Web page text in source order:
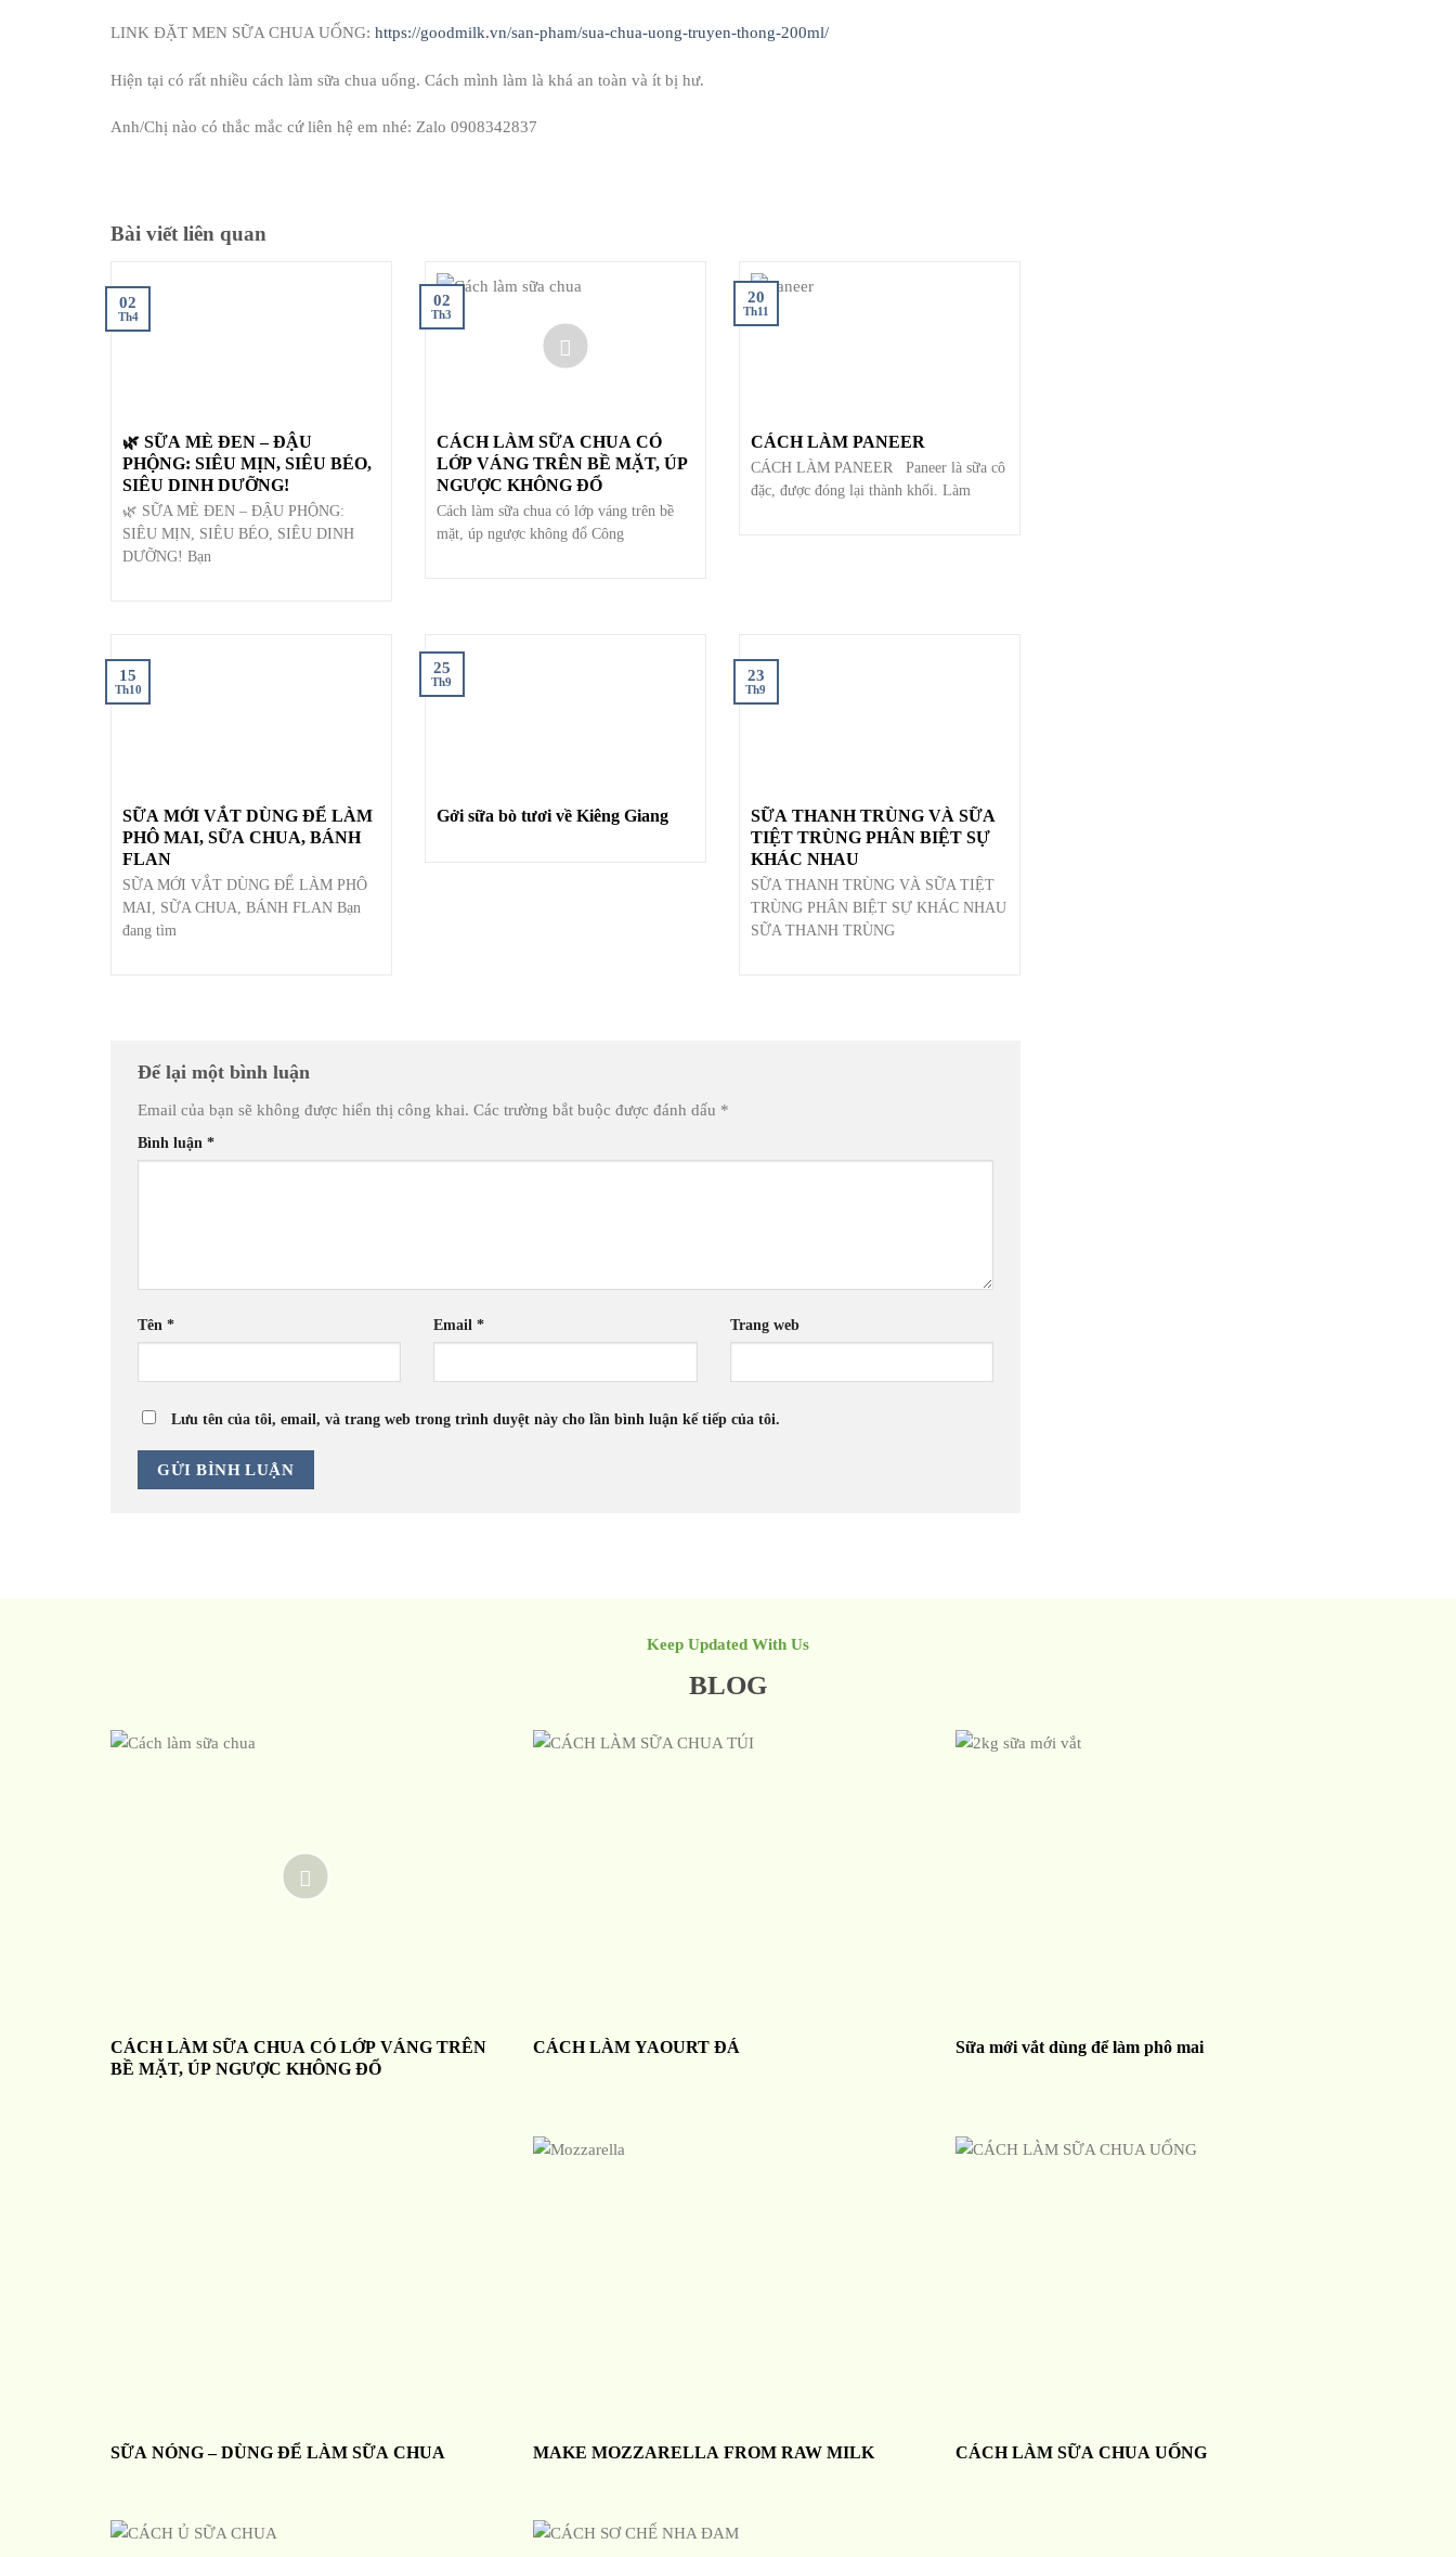
LINK ĐẶT MEN SỮA CHUA UỐNG: https://goodmilk.vn/san-pham/sua-chua-uong-truyen-thong-200ml/
Hiện tại có rất nhiều cách làm sữa chua uống. Cách mình làm là khá an toàn và ít bị hư.
Anh/Chị nào có thắc mắc cứ liên hệ em nhé: Zalo 0908342837
Bài viết liên quan
🌿 SỮA MÈ ĐEN – ĐẬU
PHỘNG: SIÊU MỊN, SIÊU BÉO,
SIÊU DINH DƯỠNG!
🌿 SỮA MÈ ĐEN – ĐẬU PHỘNG:
SIÊU MỊN, SIÊU BÉO, SIÊU DINH
DƯỠNG! Bạn
02
Th4
CÁCH LÀM SỮA CHUA CÓ
LỚP VÁNG TRÊN BỀ MẶT, ÚP
NGƯỢC KHÔNG ĐỔ
Cách làm sữa chua có lớp váng trên bề
mặt, úp ngược không đổ Công
02
Th3
CÁCH LÀM PANEER
CÁCH LÀM PANEER Paneer là sữa cô
đặc, được đóng lại thành khối. Làm
20
Th11
SỮA MỚI VẮT DÙNG ĐỂ LÀM
PHÔ MAI, SỮA CHUA, BÁNH
FLAN
SỮA MỚI VẮT DÙNG ĐỂ LÀM PHÔ
MAI, SỮA CHUA, BÁNH FLAN Bạn
đang tìm
15
Th10
Gởi sữa bò tươi về Kiêng Giang
25
Th9
SỮA THANH TRÙNG VÀ SỮA
TIỆT TRÙNG PHÂN BIỆT SỰ
KHÁC NHAU
SỮA THANH TRÙNG VÀ SỮA TIỆT
TRÙNG PHÂN BIỆT SỰ KHÁC NHAU
SỮA THANH TRÙNG
23
Th9
Để lại một bình luận
Email của bạn sẽ không được hiển thị công khai. Các trường bắt buộc được đánh dấu *
Bình luận *
Tên * Email* Trang web
Lưu tên của tôi, email, và trang web trong trình duyệt này cho lần bình luận kế tiếp của tôi.
Keep Updated With Us
BLOG
CÁCH LÀM SỮA CHUA CÓ LỚP VÁNG TRÊN
BỀ MẶT, ÚP NGƯỢC KHÔNG ĐỔ
CÁCH LÀM YAOURT ĐÁ Sữa mới vắt dùng để làm phô mai
SỮA NÓNG – DÙNG ĐỂ LÀM SỮA CHUA MAKE MOZZARELLA FROM RAW MILK CÁCH LÀM SỮA CHUA UỐNG